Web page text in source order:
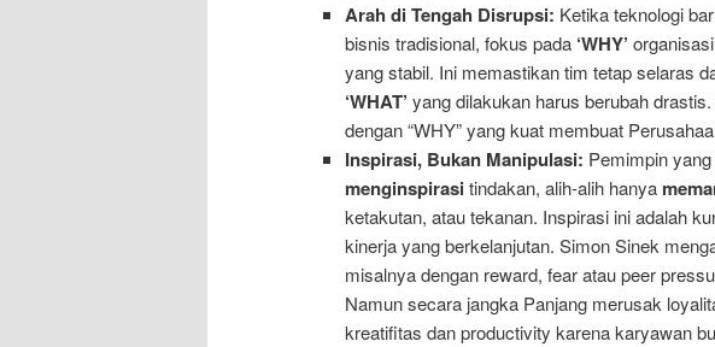
Arah di Tengah Disrupsi: Ketika teknologi
bisnis tradisional, fokus pada ‘WHY’
yang stabil. Ini memastikan tim tetap selaras
‘WHAT’ yang dilakukan harus berubah
dengan “WHY” yang kuat membuat
Inspirasi, Bukan Manipulasi: Pemimpin yang
menginspirasitindakan, alih-alih hanya
ketakutan, atau tekanan. Inspirasi ini adalah
kinerja yang berkelanjutan. Simon Sinek
misalnya dengan reward, fear atau peer
Namun secara jangka Panjang merusak
kreatifitas dan productivity karena karyawan